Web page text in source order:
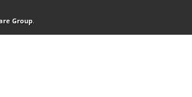
Group.